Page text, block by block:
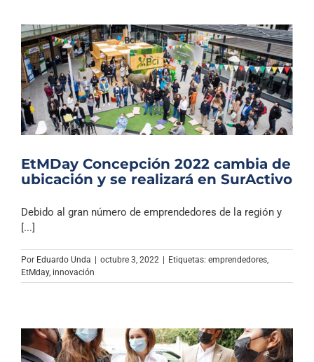
EtMDay Concepción 2022 cambia de
ubicación y se realizará en SurActivo
Debido al gran número de emprendedores de la región y
[...]
Por Eduardo Unda octubre 3, 2022 Etiquetas: emprendedores,
EtMday, innovación